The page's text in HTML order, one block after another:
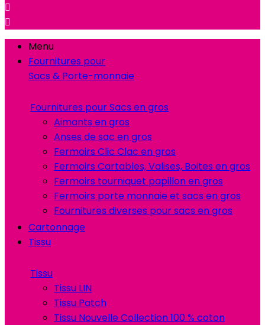


Menu
Fournitures pour
Sacs & Porte-monnaie
Fournitures pour Sacs en gros
Aimants en gros
Anses de sac en gros
Fermoirs Clic Clac en gros
Fermoirs Cartables, Valises, Boites en gros
Fermoirs tourniquet papillon en gros
Fermoirs porte monnaie et sacs en gros
Fournitures diverses pour sacs en gros
Cartonnage
Tissu
Tissu
Tissu LIN
Tissu Patch
Tissu Nouvelle Collection 100 % coton